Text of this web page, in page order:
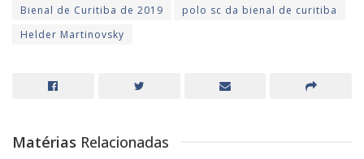
Bienal de Curitiba de 2019
polo sc da bienal de curitiba
Helder Martinovsky
Matérias Relacionadas